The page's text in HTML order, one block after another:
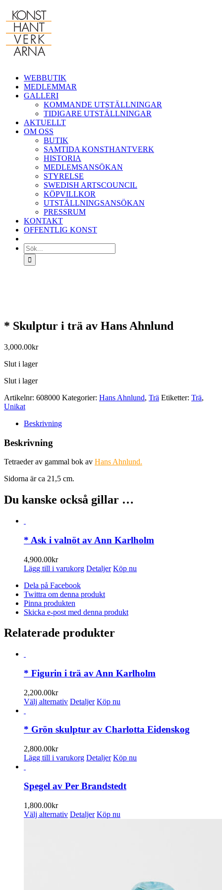
innehållet
WEBBUTIK
MEDLEMMAR
GALLERI
KOMMANDE UTSTÄLLNINGAR
TIDIGARE UTSTÄLLNINGAR
AKTUELLT
OM OSS
BUTIK
SAMTIDA KONSTHANTVERK
HISTORIA
MEDLEMSANSÖKAN
STYRELSE
SWEDISH ARTSCOUNCIL
KÖPVILLKOR
UTSTÄLLNINGSANSÖKAN
PRESSRUM
KONTAKT
OFFENTLIG KONST
Sök
efter:
* Skulptur i trä av Hans Ahnlund
3,000.00kr
Slut i lager
Slut i lager
Artikelnr: 608000 Kategorier: Hans Ahnlund, Trä Etiketter: Trä,
Unikat
Beskrivning
Beskrivning
Tetraeder av gammal bok av Hans Ahnlund.
Sidorna är ca 21,5 cm.
Du kanske också gillar …
* Ask i valnöt av Ann Karlholm
4,900.00kr
Lägg till i varukorg Detaljer Köp nu
Dela på Facebook
Twittra om denna produkt
Pinna produkten
Skicka e-post med denna produkt
Relaterade produkter
* Figurin i trä av Ann Karlholm
2,200.00kr
Välj alternativ Den
har
flera
De
olika
kan
väljas
Detaljer Köp nu
* Grön skulptur av Charlotta Eidenskog
2,800.00kr
Lägg till i varukorg Detaljer Köp nu
Spegel av Per Brandstedt
1,800.00kr
Välj alternativ Den
Detaljer Köp nu